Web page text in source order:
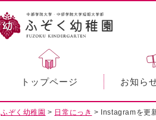
トップページ お知ら
ふぞく幼稚園 > 日常にっき > Instagramを更